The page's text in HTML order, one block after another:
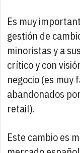
Es muy
gestión de
minoristas y a
crítico y con
negocio (es muy
abandonados
retail).
Este cambio es